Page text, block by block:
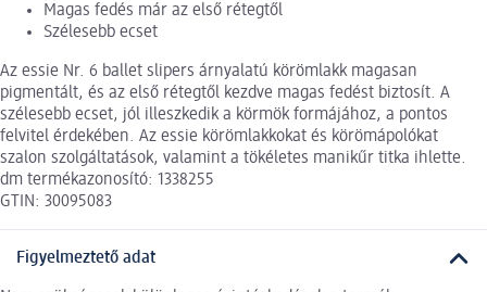
Magas fedés már az első rétegtől
Szélesebb ecset
Az essie Nr. 6 ballet slipers árnyalatú körömlakk magasan
pigmentált, és az első rétegtől kezdve magas fedést biztosít. A
szélesebb ecset, jól illeszkedik a körmök formájához, a pontos
felvitel érdekében. Az essie körömlakkokat és körömápolókat
szalon szolgáltatások, valamint a tökéletes manikűr titka ihlette.
dm termékazonosító: 1338255
GTIN: 30095083
Figyelmeztető adat